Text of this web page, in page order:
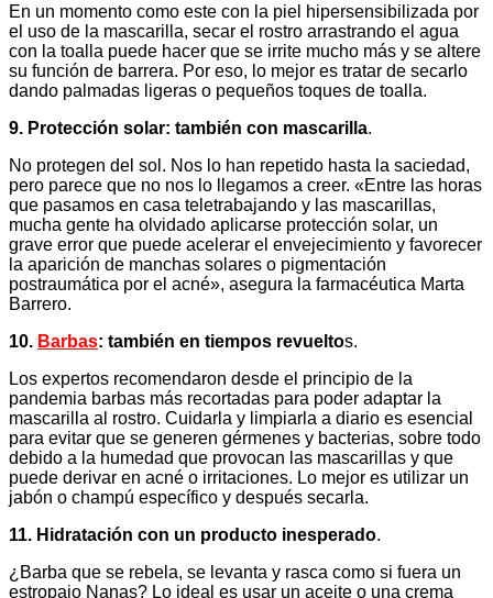
En un momento como este con la piel hipersensibilizada por
el uso de la mascarilla, secar el rostro arrastrando el agua
con la toalla puede hacer que se irrite mucho más y se altere
su función de barrera. Por eso, lo mejor es tratar de secarlo
dando palmadas ligeras o pequeños toques de toalla.
9. Protección solar: también con mascarilla.
No protegen del sol. Nos lo han repetido hasta la saciedad,
pero parece que no nos lo llegamos a creer. «Entre las horas
que pasamos en casa teletrabajando y las mascarillas,
mucha gente ha olvidado aplicarse protección solar, un
grave error que puede acelerar el envejecimiento y favorecer
la aparición de manchas solares o pigmentación
postraumática por el acné», asegura la farmacéutica Marta
Barrero.
10. Barbas: también en tiempos revueltos.
Los expertos recomendaron desde el principio de la
pandemia barbas más recortadas para poder adaptar la
mascarilla al rostro. Cuidarla y limpiarla a diario es esencial
para evitar que se generen gérmenes y bacterias, sobre todo
debido a la humedad que provocan las mascarillas y que
puede derivar en acné o irritaciones. Lo mejor es utilizar un
jabón o champú específico y después secarla.
11. Hidratación con un producto inesperado.
¿Barba que se rebela, se levanta y rasca como si fuera un
estropajo Nanas? Lo ideal es usar un aceite o una crema